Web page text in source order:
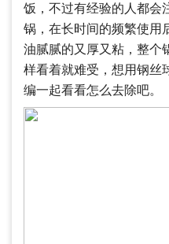
饭，不过有经验的人都会
锅，在长时间的频繁使用
油腻腻的又厚又粘，整个
样看着就难受，想用钢丝
编一起看看怎么去除吧。